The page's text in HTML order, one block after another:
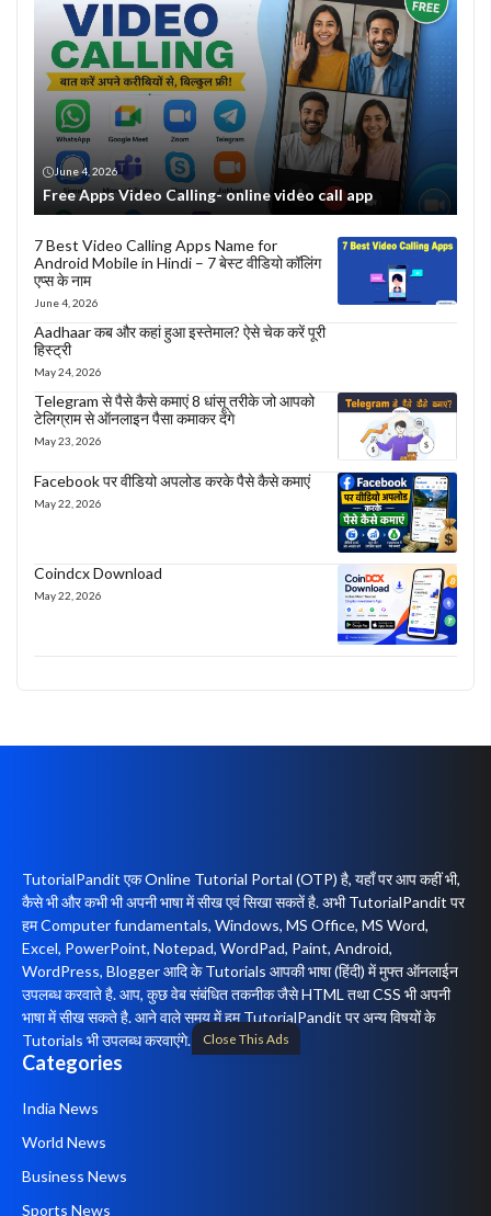
Close This Ads
June 4, 2026
Free Apps Video Calling- online video call app
7 Best Video Calling Apps Name for
Android Mobile in Hindi – 7 बेस्ट वीडियो कॉलिंग
एप्स के नाम
June 4, 2026
Aadhaar कब और कहां हुआ इस्तेमाल? ऐसे चेक करें पूरी
हिस्ट्री
May 24, 2026
Telegram से पैसे कैसे कमाएं 8 धांसू तरीके जो आपको
टेलिग्राम से ऑनलाइन पैसा कमाकर देंगे
May 23, 2026
Facebook पर वीडियो अपलोड करके पैसे कैसे कमाएं
May 22, 2026
Coindcx Download
May 22, 2026
TutorialPandit एक Online Tutorial Portal (OTP) है, यहाँ पर आप कहीं भी,
कैसे भी और कभी भी अपनी भाषा में सीख एवं सिखा सकतें है. अभी TutorialPandit पर
हम Computer fundamentals, Windows, MS Office, MS Word,
Excel, PowerPoint, Notepad, WordPad, Paint, Android,
WordPress, Blogger आदि के Tutorials आपकी भाषा (हिंदी) में मुफ्त ऑनलाईन
उपलब्ध करवाते है. आप, कुछ वेब संबंधित तकनीक जैसे HTML तथा CSS भी अपनी
भाषा में सीख सकते है. आने वाले समय में हम TutorialPandit पर अन्य विषयों के
Tutorials भी उपलब्ध करवाएंगे.
Categories
India News
World News
Business News
Sports News